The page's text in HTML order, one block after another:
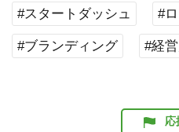
#スタートダッシュ #
#ブランディング #経
応